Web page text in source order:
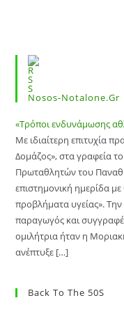
Nosos-Notalone.gr
«Τρόποι ενδυνάμωσης
Με ιδιαίτερη επιτυχία
Δομάζος», στα γραφεία
Πρωταθλητών του
επιστημονική ημερίδα
προβλήματα υγείας».
παραγωγός και
ομιλήτρια ήταν η
ανέπτυξε […]
Back To The 50S